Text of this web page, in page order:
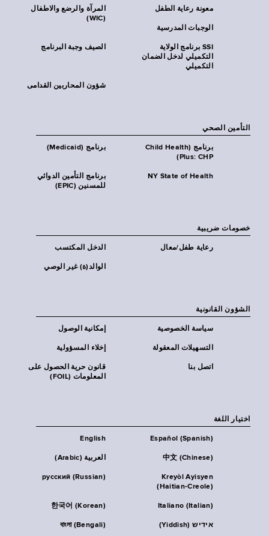
المرآة والرضع والاطفال
(WIC)
معونة رعاية الطفل
الوجبات المدرسية
الصيف وجبة البرنامج
SSI برنامج الولاية
التكميلي لدخل الضمان
التكميلي
شؤون المحاربين القدامى
التأمين الصحي
برنامج (Medicaid)
برنامج (Child Health
Plus: CHP)
برنامج التأمين الدوائي
للمسنين (EPIC)
NY State of Health
خصومات ضريبية
الدخل المكتسب رعاية طفل/معال
الوالد(ة) غير الوصي
الشؤون القانونية
إمكانية الوصول سياسة الخصوصية
إخلاء المسؤولية التسهيلات المعقولة
قانون حرية الحصول على
المعلومات (FOIL)
اتصل بنا
اختيار اللغة
English Español (Spanish)
العربية (Arabic) 中文 (Chinese)
русский (Russian)
Kreyòl Ayisyen
(Haitian-Creole)
한국어 (Korean) Italiano (Italian)
বাংলা (Bengali) אידיש (Yiddish)